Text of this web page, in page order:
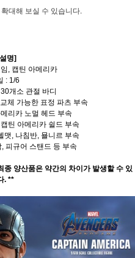
대해 보실 수 있습니다.
명]
, 캡틴 아메리카
: 1/6
개소 관절 바디
체 가능한 표정 파츠 부속
리카 노멀 헤드 부속
틴 아메리카 쉴드 부속
맷, 나침반, 묠니르 부속
피규어 스탠드 등 부속
양산품은 약간의 차이가 발생할 수 있
. **